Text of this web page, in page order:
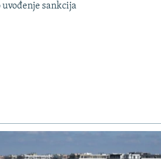
sankcija